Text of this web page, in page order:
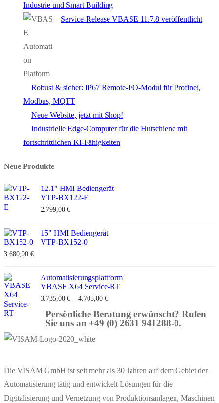
Industrie und Smart Building
Service-Release VBASE 11.7.8 veröffentlicht
Robust & sicher: IP67 Remote-I/O-Modul für Profinet,
Modbus, MQTT
Neue Website, jetzt mit Shop!
Industrielle Edge-Computer für die Hutschiene mit
fortschrittlichen KI-Fähigkeiten
Neue Produkte
12.1" HMI Bediengerät
VTP-BX122-E
2.799,00 €
15" HMI Bediengerät
VTP-BX152-0
3.680,00 €
Automatisierungsplattform
VBASE X64 Service-RT
3.735,00 € – 4.705,00 €
Persönliche Beratung erwünscht? Rufen
Sie uns an +49 (0) 2631 941288-0.
Die VISAM GmbH ist seit mehr als 30 Jahren auf dem Gebiet der
Automatisierung tätig und entwickelt Lösungen für die
Digitalisierung und Vernetzung von Produktionsanlagen, Maschinen